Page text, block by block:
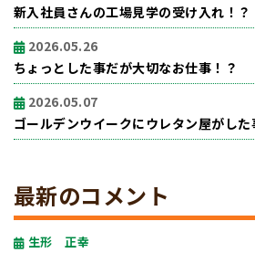
新入社員さんの工場見学の受け入れ！？
2026.05.26
ちょっとした事だが大切なお仕事！？
2026.05.07
ゴールデンウイークにウレタン屋がした
最新のコメント
生形 正幸